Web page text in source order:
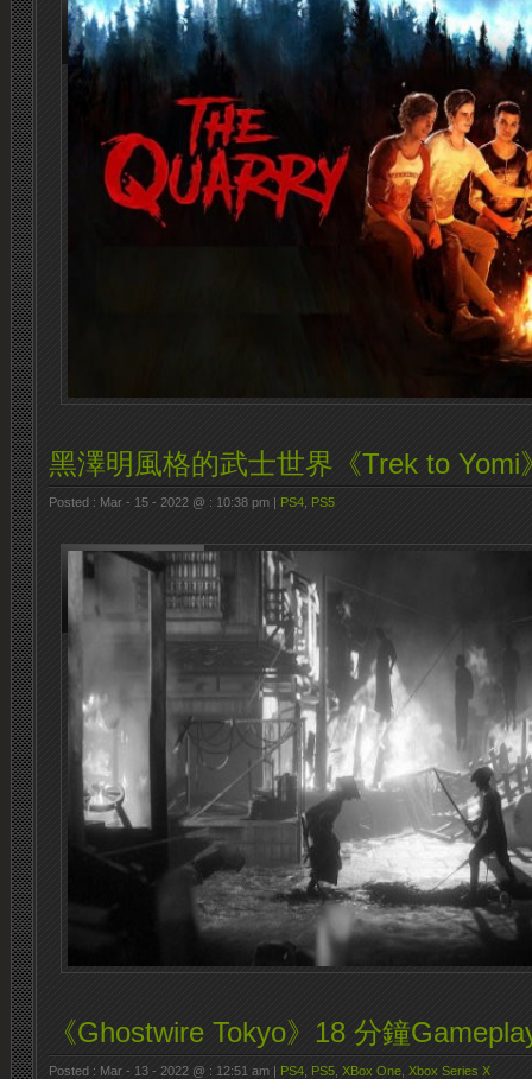
黑澤明風格的武士世界《Trek to Yomi
Posted : Mar - 15 - 2022 @ : 10:38 pm | PS4 PS5
《Ghostwire Tokyo》18 分鐘
Posted : Mar - 13 - 2022 @ : 12:51 am | PS4 PS5 XBox One Xbox Series X